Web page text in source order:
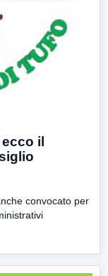
il
convocato per